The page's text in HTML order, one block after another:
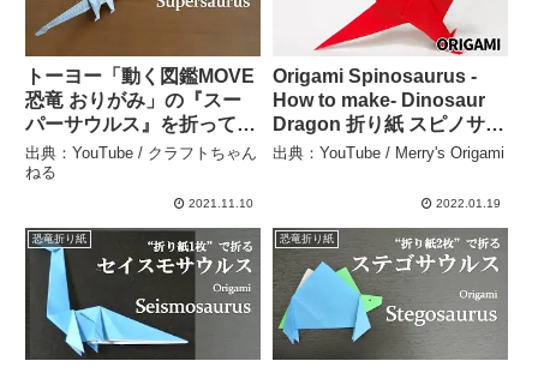
トーヨー「動く図鑑MOVE
恐竜 おりがみ」の『スー
パーサウルス』を折ってみ
た How to fold a
supersaurus with
origami.【Dinosaur】 –
出典：YouTube / クラフトちゃん
ねる
2021.11.10
Origami Spinosaurus -
How to make- Dinosaur
Dragon 折り紙 スピノサウ
ルス 恐竜 折り方 – Merry’s
出典：YouTube / Merry's Origami
2022.01.19
恐竜折り紙 恐竜折り紙